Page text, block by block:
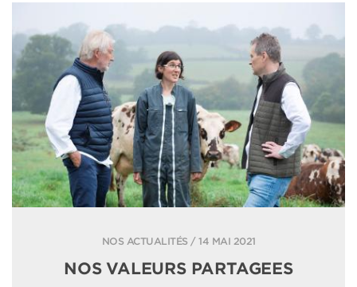
NOS ACTUALITÉS / 14 MAI 2021
NOS VALEURS PARTAGEES